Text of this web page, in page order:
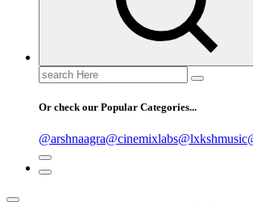
Search
for:
Or check our Popular Categories...
@arshnaagra@cinemixlabs@lxkshmusic